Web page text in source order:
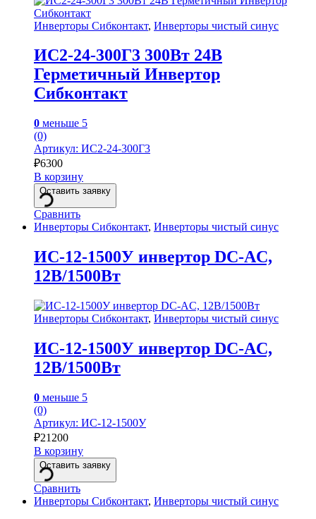
Инверторы Сибконтакт, Инверторы чистый синус
ИС2-24-300Г3 300Вт 24В
Герметичный Инвертор
Сибконтакт
0 меньше 5
(0)
Артикул: ИС2-24-300Г3
₽6300
В корзину
Оставить заявку
Сравнить
Инверторы Сибконтакт, Инверторы чистый синус
ИС-12-1500У инвертор DC-AC,
12В/1500Вт
Инверторы Сибконтакт, Инверторы чистый синус
ИС-12-1500У инвертор DC-AC,
12В/1500Вт
0 меньше 5
(0)
Артикул: ИС-12-1500У
₽21200
В корзину
Оставить заявку
Сравнить
Инверторы Сибконтакт, Инверторы чистый синус